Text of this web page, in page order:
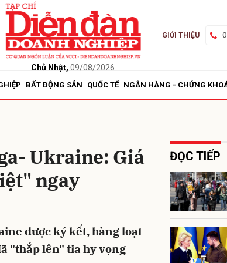
Chủ Nhật, 09/08/2026
GIỚI THIỆU
BẤT ĐỘNG SẢN QUỐC TẾ NGÂN HÀNG - CHỨNG
Ukraine: Giá
ngay
được ký kết, hàng loạt
"thắp lên" tia hy vọng
ĐỌC TIẾP
Gửi